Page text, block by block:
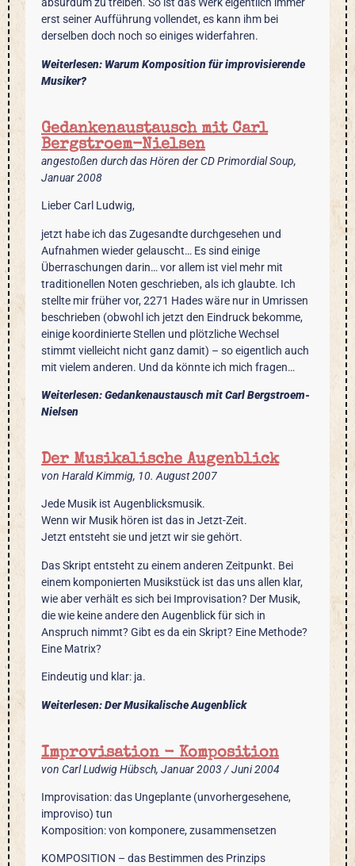
absurdum zu treiben. So ist das Werk eigentlich immer
erst seiner Aufführung vollendet, es kann ihm bei
derselben doch noch so einiges widerfahren.
Weiterlesen: Warum Komposition für improvisierende
Musiker?
Gedankenaustausch mit Carl
Bergstroem-Nielsen
angestoßen durch das Hören der CD Primordial Soup,
Januar 2008
Lieber Carl Ludwig,
jetzt habe ich das Zugesandte durchgesehen und
Aufnahmen wieder gelauscht… Es sind einige
Überraschungen darin… vor allem ist viel mehr mit
traditionellen Noten geschrieben, als ich glaubte. Ich
stellte mir früher vor, 2271 Hades wäre nur in Umrissen
beschrieben (obwohl ich jetzt den Eindruck bekomme,
einige koordinierte Stellen und plötzliche Wechsel
stimmt vielleicht nicht ganz damit) – so eigentlich auch
mit vielem anderen. Und da könnte ich mich fragen…
Weiterlesen: Gedankenaustausch mit Carl Bergstroem-
Nielsen
Der Musikalische Augenblick
von Harald Kimmig, 10. August 2007
Jede Musik ist Augenblicksmusik.
Wenn wir Musik hören ist das in Jetzt-Zeit.
Jetzt entsteht sie und jetzt wir sie gehört.
Das Skript entsteht zu einem anderen Zeitpunkt. Bei
einem komponierten Musikstück ist das uns allen klar,
wie aber verhält es sich bei Improvisation? Der Musik,
die wie keine andere den Augenblick für sich in
Anspruch nimmt? Gibt es da ein Skript? Eine Methode?
Eine Matrix?
Eindeutig und klar: ja.
Weiterlesen: Der Musikalische Augenblick
Improvisation - Komposition
von Carl Ludwig Hübsch, Januar 2003 / Juni 2004
Improvisation: das Ungeplante (unvorhergesehene,
improviso) tun
Komposition: von komponere, zusammensetzen
KOMPOSITION – das Bestimmen des Prinzips